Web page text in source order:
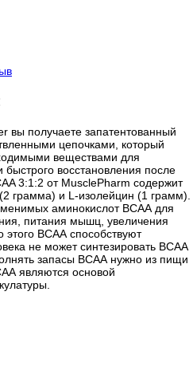
вы получаете запатентованный
цепочками, который
веществами для
восстановления после
3:1:2 от MusclePharm содержит
грамма) и L-изолейцин (1 грамм).
аминокислот ВСАА для
питания мышц, увеличения
ВСАА способствуют
не может синтезировать ВСАА
запасы ВСАА нужно из пищи
являются основой